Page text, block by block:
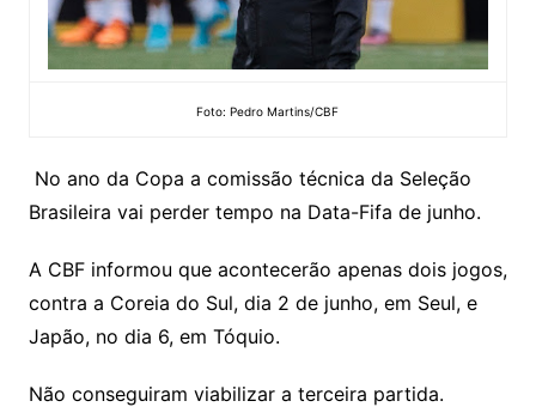
Foto: Pedro Martins/CBF
No ano da Copa a comissão técnica da Seleção
Brasileira vai perder tempo na Data-Fifa de junho.
A CBF informou que acontecerão apenas dois jogos,
contra a Coreia do Sul, dia 2 de junho, em Seul, e
Japão, no dia 6, em Tóquio.
Não conseguiram viabilizar a terceira partida.